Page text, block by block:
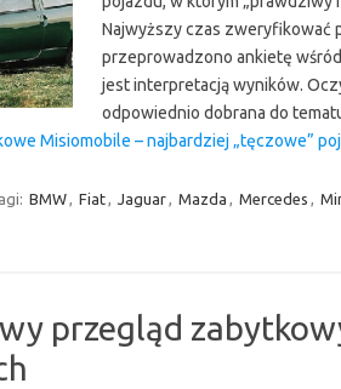
Najwyższy czas zweryfikować
przeprowadzono ankietę
jest interpretacją wyników.
odpowiednio dobrana do
Misiomobile – najbardziej „tęczowe”
BMW, Fiat, Jaguar, Mazda , Mercedes ,
przegląd